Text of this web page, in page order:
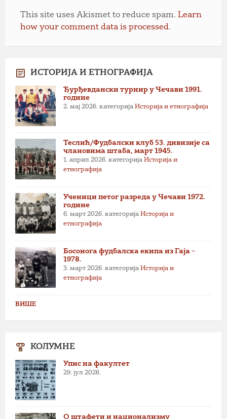
This site uses Akismet to reduce spam. Learn
how your comment data is processed.
ИСТОРИЈА И ЕТНОГРАФИЈА
Ђурђевдански турнир у Чечави 1991.
године
2. мај 2026. категорија Историја и етнографија
Теслић/Фудбалски клуб 53. дивизије са
члановима штаба, март 1945.
1. април 2026. категорија Историја и
етнографија
Ученици петог разреда у Чечави 1972.
године
6. март 2026. категорија Историја и
етнографија
Босонога фудбалска екипа из Гаја –
1978.
3. март 2026. категорија Историја и
етнографија
ВИШЕ
КОЛУМНЕ
Упис на факултет
29. јул 2026.
О штафети и национализму